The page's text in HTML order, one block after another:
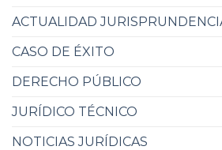
ACTUALIDAD
CASO DE ÉXITO
DERECHO PÚBLICO
JURÍDICO TÉCNICO
NOTICIAS JURÍDICAS